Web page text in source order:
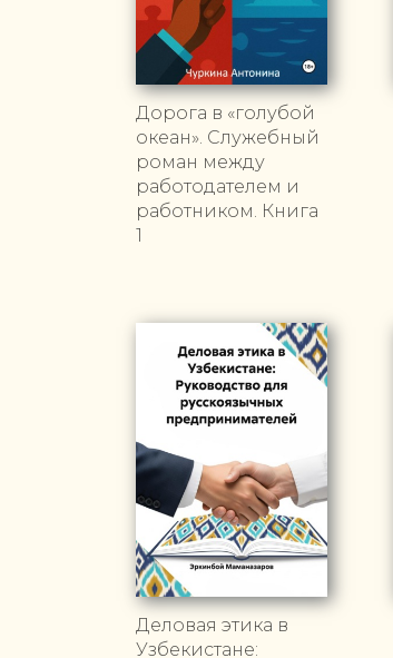
Дорога в «голубой
океан». Служебный
роман между
работодателем и
работником. Книга
1
Деловая этика в
Узбекистане: